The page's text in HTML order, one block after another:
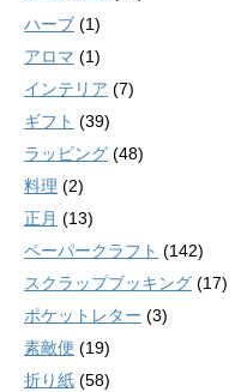
ハーブ (1)
アロマ (1)
インテリア (7)
ギフト (39)
ラッピング (48)
料理 (2)
正月 (13)
ペーパークラフト (142)
スクラップブッキング (17)
ポケットレター (3)
素敵便 (19)
折り紙 (58)